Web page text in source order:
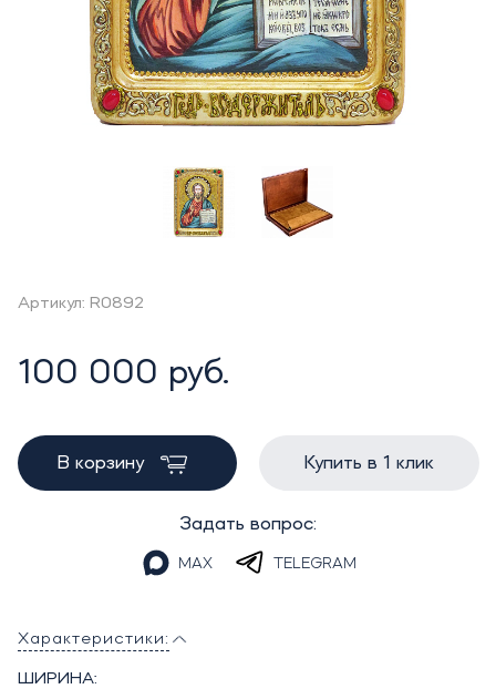
Артикул: R0892
100 000 руб.
В корзину Купить в 1 клик
Задать вопрос:
MAX TELEGRAM
Характеристики:
ШИРИНА: